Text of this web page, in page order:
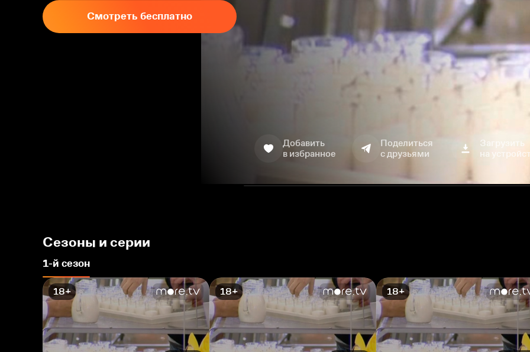
Смотреть бесплатно
Добавить
в избранное
Поделиться
с друзьями
Загрузить
на
Сезоны и серии
1-й сезон
18+ 18+ 18+